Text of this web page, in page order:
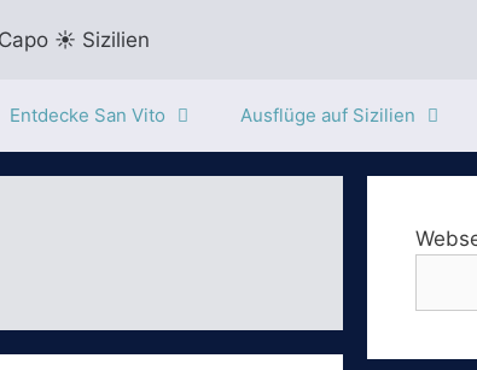
Entdecke San Vito Ausflüge auf Sizilien